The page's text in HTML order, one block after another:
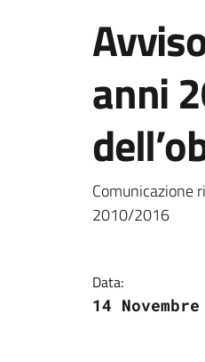
anni
Comunicazione
2010/2016
Data:
14